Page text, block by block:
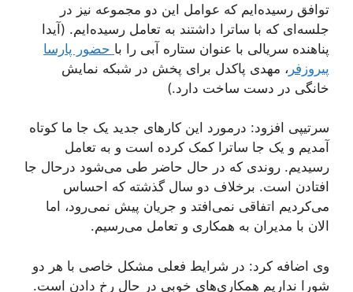
توافق رسیده‌ایم که عوامل این دو مجموعه نیز در
جلسه‌ای که با ساترا داشتند به تعامل رسیده‌ایم. (آیدا
پناهنده سریالی با عنوان ستاره آبی را با حضور پارسا
پیروزفر ، مهدی پاکدل برای پخش در شبکه نمایش
خانگی در دست ساخت دارد.)
سرتیپی افزود: درمورد این کار‌های جدید یک جا ما کوتاه
آمدیم و یک جا ساترا کمک کرده است و به تعامل
رسیدیم. روندی که در حال حاضر طی می‌شود درحال جا
افتادن است. برخلاف دو سال گذشته که احساس
می‌کردیم اتفاقی نمی‌افتد و جریان پیش نمی‌رود، اما
الان با مدیران به همکاری و تعامل می‌رسیم.
وی اضافه کرد: در شرایط فعلی مشکل خاصی با هر دو
شورا نداریم همکاری‌های خوبی در حال رخ دادن است.